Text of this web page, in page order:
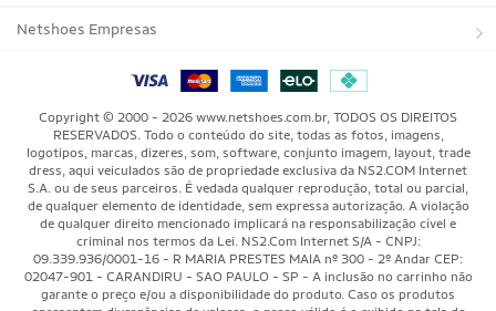
Regulamentos
Blog
Black Friday Magalu
Black Friday Netshoes
Lojas Físicas
Bicicletas
Basquete
Motorsport
Saúde Bem-Estar
Aventura
Tipos de Produtos
Trocas e devoluções
Minha Conta
Meus Pedidos
Pagamentos
Cancelamentos
Segurança & Privacidade
Netshoes Empresas
Marketplace Netshoes
Copyright © 2000 - 2026 www.netshoes.com.br, TODOS OS DIREITOS
RESERVADOS. Todo o conteúdo do site, todas as fotos, imagens,
logotipos, marcas, dizeres, som, software, conjunto imagem, layout, trade
dress, aqui veiculados são de propriedade exclusiva da NS2.COM Internet
S.A. ou de seus parceiros. É vedada qualquer reprodução, total ou parcial,
de qualquer elemento de identidade, sem expressa autorização. A violação
de qualquer direito mencionado implicará na responsabilização cível e
criminal nos termos da Lei. NS2.Com Internet S/A - CNPJ:
09.339.936/0001-16 - R MARIA PRESTES MAIA nº 300 - 2º Andar CEP:
02047-901 - CARANDIRU - SAO PAULO - SP - A inclusão no carrinho não
garante o preço e/ou a disponibilidade do produto. Caso os produtos